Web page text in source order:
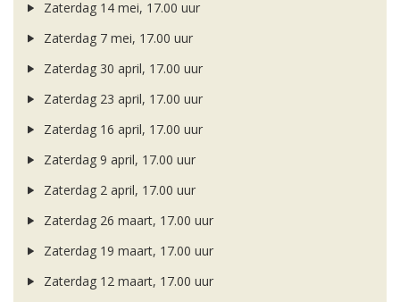
Zaterdag 14 mei, 17.00 uur
Zaterdag 7 mei, 17.00 uur
Zaterdag 30 april, 17.00 uur
Zaterdag 23 april, 17.00 uur
Zaterdag 16 april, 17.00 uur
Zaterdag 9 april, 17.00 uur
Zaterdag 2 april, 17.00 uur
Zaterdag 26 maart, 17.00 uur
Zaterdag 19 maart, 17.00 uur
Zaterdag 12 maart, 17.00 uur